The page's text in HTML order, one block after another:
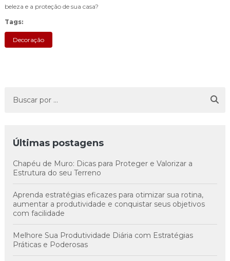
beleza e a proteção de sua casa?
Tags:
Decoração
Últimas postagens
Chapéu de Muro: Dicas para Proteger e Valorizar a
Estrutura do seu Terreno
Aprenda estratégias eficazes para otimizar sua rotina,
aumentar a produtividade e conquistar seus objetivos
com facilidade
Melhore Sua Produtividade Diária com Estratégias
Práticas e Poderosas